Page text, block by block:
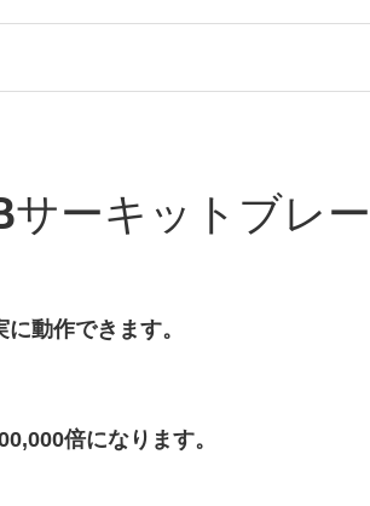
ーキットブレ
動作できます。
倍になります。